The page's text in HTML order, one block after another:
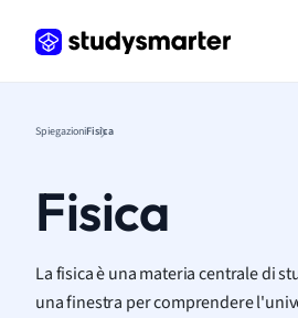
SpiegazioniFisica
Fisica
La fisica è una materia centrale di
una finestra per comprendere